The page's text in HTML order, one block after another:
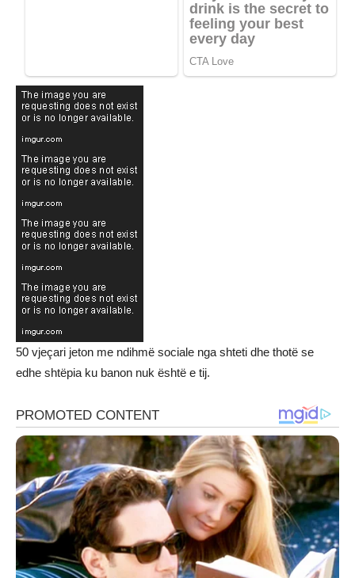
50 vjeçari jeton me ndihmë sociale nga shteti dhe thotë se
edhe shtëpia ku banon nuk është e tij.